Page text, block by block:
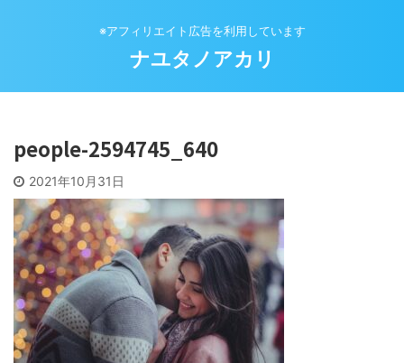
※アフィリエイト広告を利用しています
ナユタノアカリ
people-2594745_640
2021年10月31日